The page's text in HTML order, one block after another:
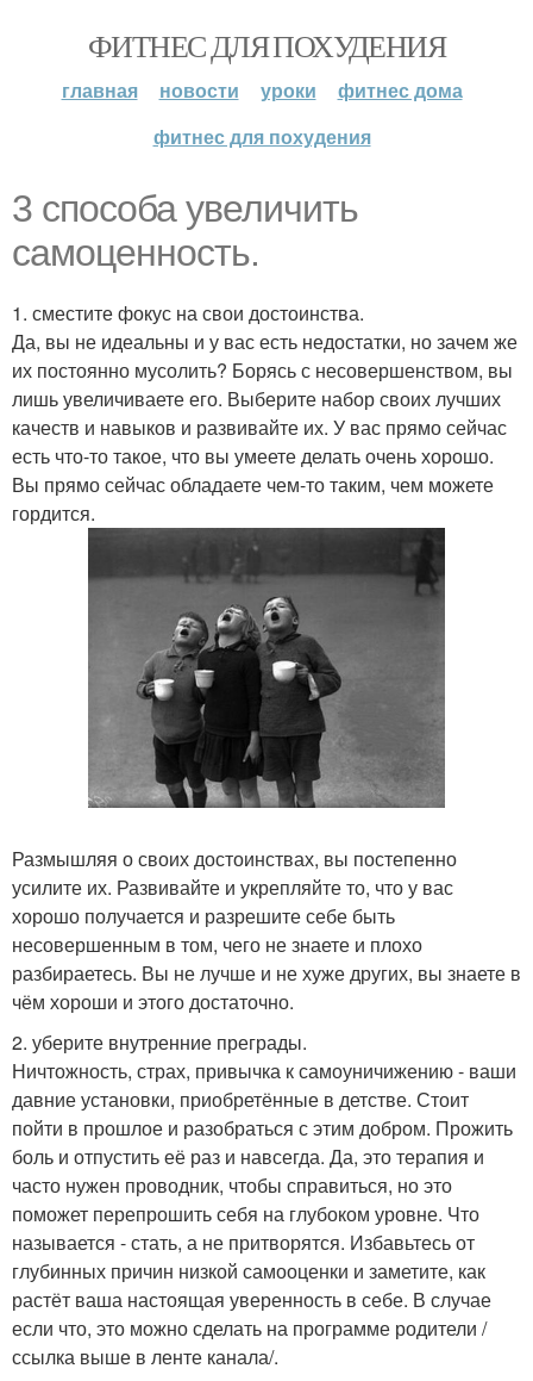
ФИТНЕС ДЛЯ ПОХУДЕНИЯ
главная новости уроки
фитнес дома
фитнес для похудения
3 способа увеличить
самоценность.
1. сместите фокус на свои достоинства.
Да, вы не идеальны и у вас есть недостатки, но зачем же
их постоянно мусолить? Борясь с несовершенством, вы
лишь увеличиваете его. Выберите набор своих лучших
качеств и навыков и развивайте их. У вас прямо сейчас
есть что-то такое, что вы умеете делать очень хорошо.
Вы прямо сейчас обладаете чем-то таким, чем можете
гордится.
Размышляя о своих достоинствах, вы постепенно
усилите их. Развивайте и укрепляйте то, что у вас
хорошо получается и разрешите себе быть
несовершенным в том, чего не знаете и плохо
разбираетесь. Вы не лучше и не хуже других, вы знаете в
чём хороши и этого достаточно.
2. уберите внутренние преграды.
Ничтожность, страх, привычка к самоуничижению - ваши
давние установки, приобретённые в детстве. Стоит
пойти в прошлое и разобраться с этим добром. Прожить
боль и отпустить её раз и навсегда. Да, это терапия и
часто нужен проводник, чтобы справиться, но это
поможет перепрошить себя на глубоком уровне. Что
называется - стать, а не притворятся. Избавьтесь от
глубинных причин низкой самооценки и заметите, как
растёт ваша настоящая уверенность в себе. В случае
если что, это можно сделать на программе родители /
ссылка выше в ленте канала/.